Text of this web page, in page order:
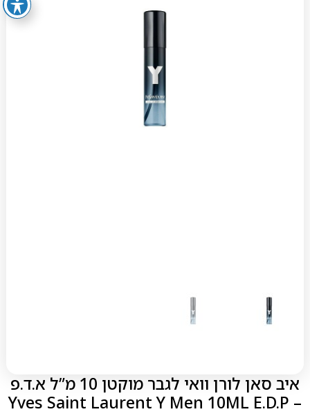
איב סאן לורן וואי לגבר מוקטן 10 מ”ל א.ד.פ
– Yves Saint Laurent Y Men 10ML E.D.P